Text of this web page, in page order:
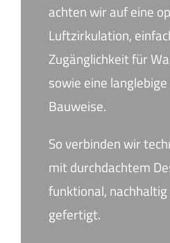
achten wir auf eine
Luftzirkulation,
Zugänglichkeit für
sowie eine
Bauweise.
So verbinden wir
mit durchdachtem
funktional,
gefertigt.